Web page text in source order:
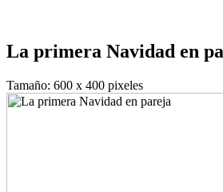
La primera Navidad en
Tamaño: 600 x 400 pixeles